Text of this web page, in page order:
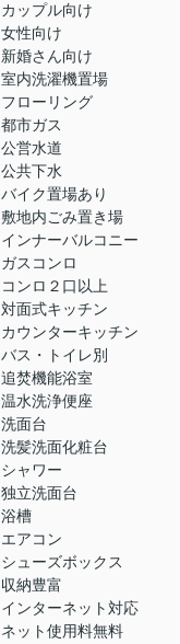
カップル向け
女性向け
新婚さん向け
室内洗濯機置場
フローリング
都市ガス
公営水道
公共下水
バイク置場あり
敷地内ごみ置き場
インナーバルコニー
ガスコンロ
コンロ２口以上
対面式キッチン
カウンターキッチン
バス・トイレ別
追焚機能浴室
温水洗浄便座
洗面台
洗髪洗面化粧台
シャワー
独立洗面台
浴槽
エアコン
シューズボックス
収納豊富
インターネット対応
ネット使用料無料